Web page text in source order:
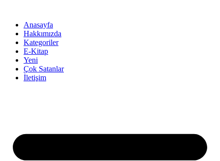
Anasayfa
Hakkımızda
Kategoriler
E-Kitap
Yeni
Çok Satanlar
İletişim